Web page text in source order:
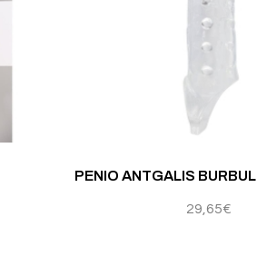
PENIO ANTGALIS
29,65€